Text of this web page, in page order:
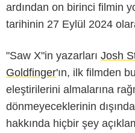
ardından on birinci filmin
tarihinin 27 Eylül 2024
"Saw X"in yazarları Josh
Goldfinger'ın, ilk filmden
eleştirilerini almalarına
dönmeyeceklerinin
hakkında hiçbir şey